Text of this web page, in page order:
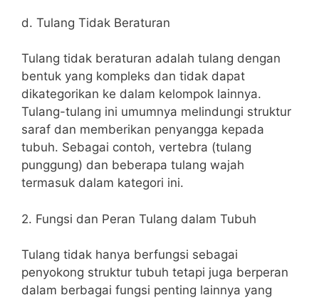
d. Tulang Tidak Beraturan
Tulang tidak beraturan adalah tulang dengan
bentuk yang kompleks dan tidak dapat
dikategorikan ke dalam kelompok lainnya.
Tulang-tulang ini umumnya melindungi struktur
saraf dan memberikan penyangga kepada
tubuh. Sebagai contoh, vertebra (tulang
punggung) dan beberapa tulang wajah
termasuk dalam kategori ini.
2. Fungsi dan Peran Tulang dalam Tubuh
Tulang tidak hanya berfungsi sebagai
penyokong struktur tubuh tetapi juga berperan
dalam berbagai fungsi penting lainnya yang